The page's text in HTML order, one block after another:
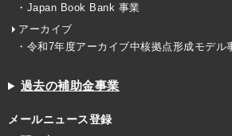
・Japan Book Bank 事業
アーカイブ
・令和7年度アーカイブ中核拠点形成モデル
過去の補助金事業
メールニュース登録